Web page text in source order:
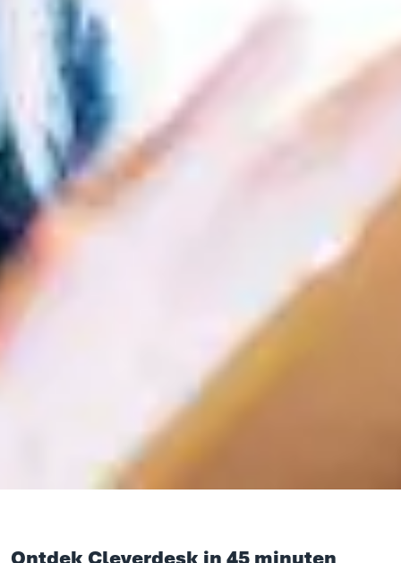
Ontdek Cleverdesk in 45 minuten